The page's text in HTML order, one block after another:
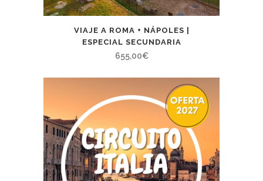
VIAJE A ROMA + NÁPOLES |
ESPECIAL SECUNDARIA
655,00€